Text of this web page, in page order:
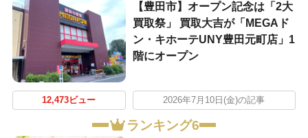
【豊田市】オープン記念は「2大
買取祭」 買取大吉が「MEGAド
ン・キホーテUNY豊田元町店」1
階にオープン
12,473ビュー 2026年7月10日(金)の記事
ランキング6